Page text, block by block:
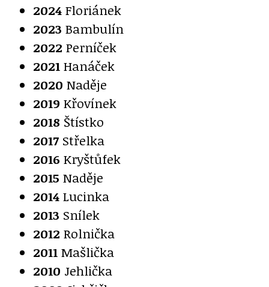
2024 Floriánek
2023 Bambulín
2022 Perníček
2021 Hanáček
2020 Naděje
2019 Křovínek
2018 Štístko
2017 Střelka
2016 Kryštůfek
2015 Naděje
2014 Lucinka
2013 Snílek
2012 Rolnička
2011 Mašlička
2010 Jehlička